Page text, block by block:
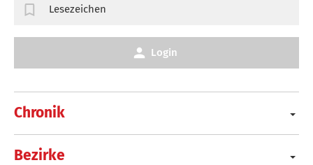
Chronik
Bezirke
Lesezeichen
Login